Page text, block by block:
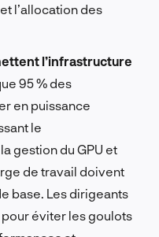
l’allocation des
l’infrastructure
95 % des
en puissance
le
gestion du GPU et
de travail doivent
base. Les dirigeants
éviter les goulots